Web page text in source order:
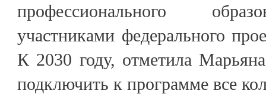
профессионального
участниками федерального
К 2030 году, отметила
подключить к программе все